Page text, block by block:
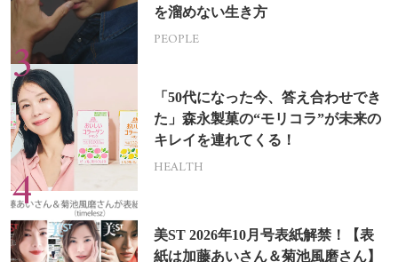
を溜めない生き方
PEOPLE
「50代になった今、答え合わせでき
た」森永製菓の“モリコラ”が未来の
キレイを連れてくる！
HEALTH
美ST 2026年10月号表紙解禁！【表
紙は加藤あいさん＆菊池風磨さん】